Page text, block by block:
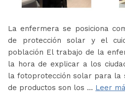
La enfermera se posiciona
de protección solar y el
población El trabajo de la
la hora de explicar a los
la fotoprotección solar para la
de productos son los … Leer